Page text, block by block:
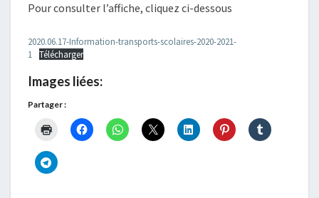
Pour consulter l’affiche, cliquez ci-dessous
2020.06.17-Information-transports-scolaires-2020-2021-
1
Télécharger
Images liées:
Partager :